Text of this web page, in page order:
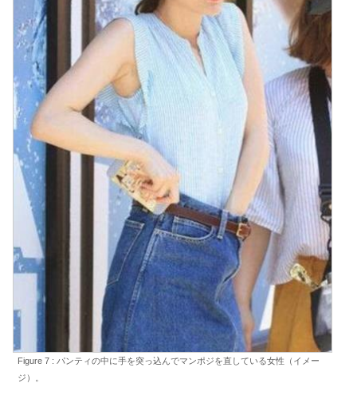
Figure 7 : パンティの中に手を突っ込んでマンポジを直している女性（イメー
ジ）。